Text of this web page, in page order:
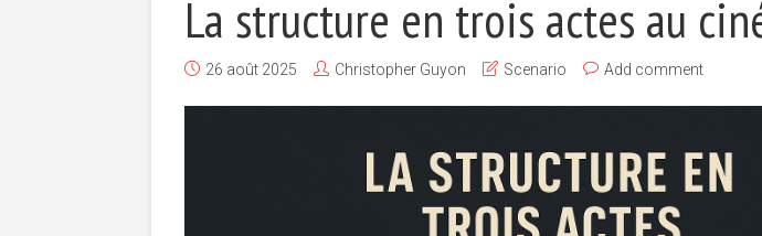
La structure en trois actes au
26 août 2025 Christopher Guyon Scenario Add comment